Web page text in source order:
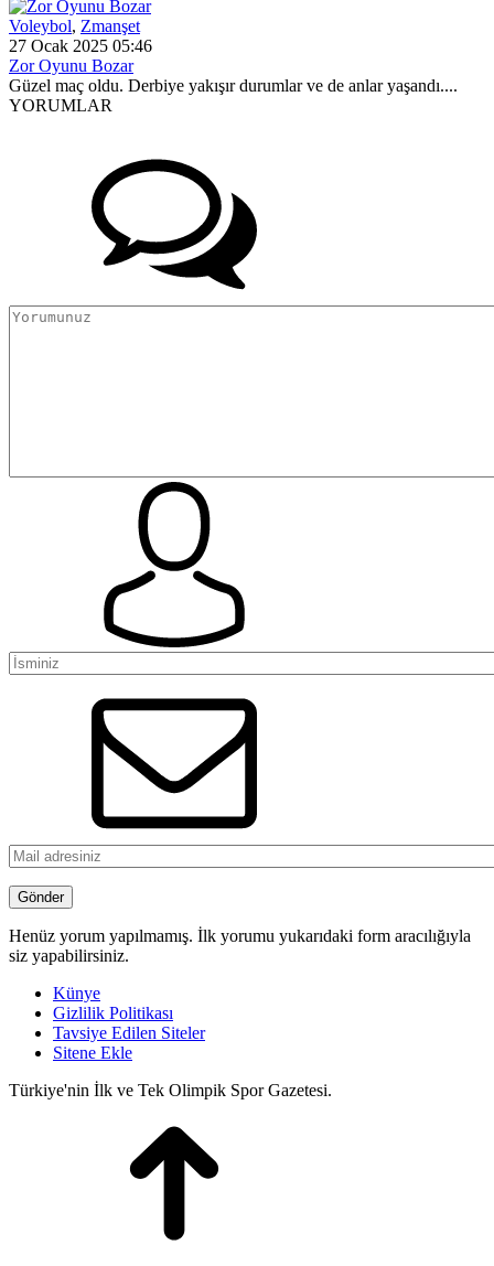
Voleybol, Zmanşet
27 Ocak 2025 05:46
Zor Oyunu Bozar
Güzel maç oldu. Derbiye yakışır durumlar ve de anlar yaşandı....
YORUMLAR
Henüz yorum yapılmamış. İlk yorumu yukarıdaki form aracılığıyla
siz yapabilirsiniz.
Künye
Gizlilik Politikası
Tavsiye Edilen Siteler
Sitene Ekle
Türkiye'nin İlk ve Tek Olimpik Spor Gazetesi.